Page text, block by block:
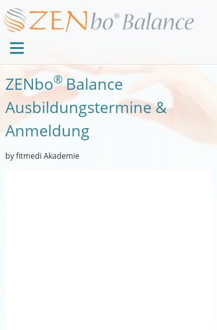
ZENbo® Balance
Ausbildungstermine &
Anmeldung
by fitmedi Akademie